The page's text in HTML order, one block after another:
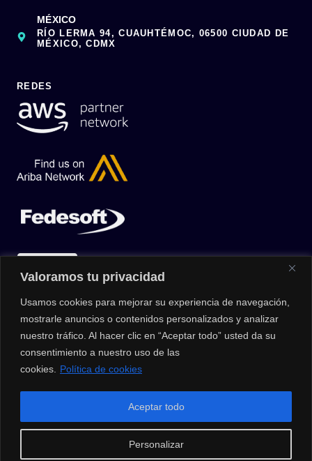
Valoramos tu privacidad
Usamos cookies para mejorar su experiencia de navegación,
mostrarle anuncios o contenidos personalizados y analizar
nuestro tráfico. Al hacer clic en “Aceptar todo” usted da su
consentimiento a nuestro uso de las
cookies.
Política de cookies
Personalizar
Aceptar todo
MÉXICO
RÍO LERMA 94, CUAUHTÉMOC, 06500 CIUDAD DE
MÉXICO, CDMX
REDES
© 2026 |Privacy Policy|Data Protection Policy|Media Kit| All
Rights Reserved | Powered by Clouxter